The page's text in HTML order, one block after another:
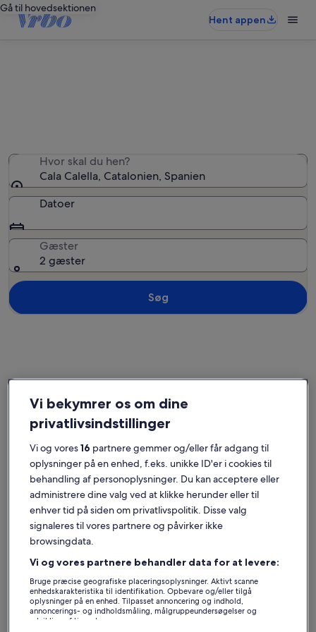
Gå til hovedsektionen
Hent appen
Hvor skal du hen?
Cala Calella, Catalonien, Spanien
Datoer
Gæster
2 gæster
Søg
Baix Empordà Ferieboliger nær Cala Calella
Find det perfekte sted nær Cala Calella. Ferieboliger har de bedste
faciliteter til dig og dine venner, familie eller kæledyr, som f.eks.
kabel-TV og vaskemaskine/tørretumbler. Lige meget hvad du er på
udkig efter, finder du helt sikkert et overnatningssted, der passer til
alles behov, og som både er røgfrit og har handicapvenlige
faciliteter.
Ferieboliger med ugentlig rabat i Cala Calella
Viser tilbud for: 6. nov. - 13. nov.
Billedgalleri
Arkitektvilla
9,8 ud af 10, Enestående, (22 anmeldelser)
Enestående(22 anmeldelser)
Arkitektvilla nær Stranden, Privat
Swimmingpool , Gratis Wifi, Aircondition
Vi bekymrer os om dine
privatlivsindstillinger
Vi og vores16 partnere gemmer og/eller får adgang til
oplysninger på en enhed, f.eks. unikke ID'er i cookies til
behandling af personoplysninger. Du kan acceptere eller
administrere dine valg ved at klikke herunder eller til
enhver tid på siden om privatlivspolitik. Disse valg
signaleres til vores partnere og påvirker ikke
browsingdata.
Vi og vores partnere behandler data for at levere:
Bruge præcise geografiske placeringsoplysninger. Aktivt scanne
enhedskarakteristika til identifikation. Opbevare og/eller tilgå
oplysninger på en enhed. Tilpasset annoncering og indhold,
annoncerings- og indholdsmåling, målgruppeundersøgelser og
udvikling af tjenester.